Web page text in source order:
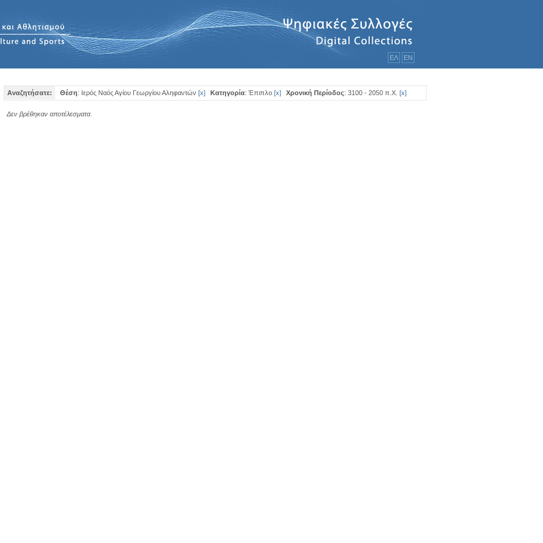
ΕΛ ΕΝ
Αναζητήσατε: Θέση: Ιερός Ναός Αγίου Γεωργίου Αληφαντών [x] Κατηγορία: Έπιπλο [x] Χρονική Περίοδος: 3100 - 2050 π.Χ. [x]
Δεν βρέθηκαν αποτέλεσματα.